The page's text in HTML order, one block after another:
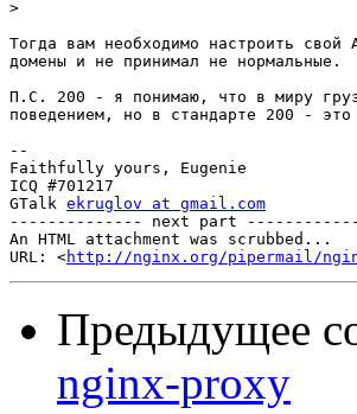
>
Тогда вам необходимо настроить
домены и не принимал не нормальные.
П.С. 200 - я понимаю, что в миру груз
поведением, но в стандарте 200 - это
--
Faithfully yours, Eugenie
ICQ #701217
GTalk ekruglov at gmail.com
-------------- next part
An HTML attachment was scrubbed...
URL: <http://nginx.org/pipermail/
Предыдущее
nginx-proxy